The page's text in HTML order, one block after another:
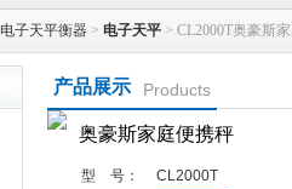
电子天平衡器 > 电子天平 > CL2000T奥豪斯
产品展示 Products
奥豪斯家庭便携秤
型 号：
CL2000T